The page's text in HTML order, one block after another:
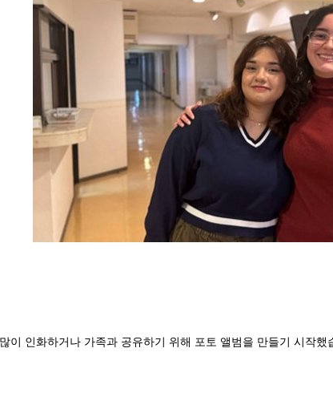
이 인화하거나 가족과 공유하기 위해 포토 앨범을 만들기 시작했